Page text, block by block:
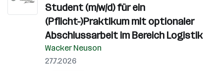
Student (m/w/d) für ein
(Pflicht-)Praktikum mit optionaler
Abschlussarbeit im Bereich Logistik
Wacker Neuson
27.7.2026